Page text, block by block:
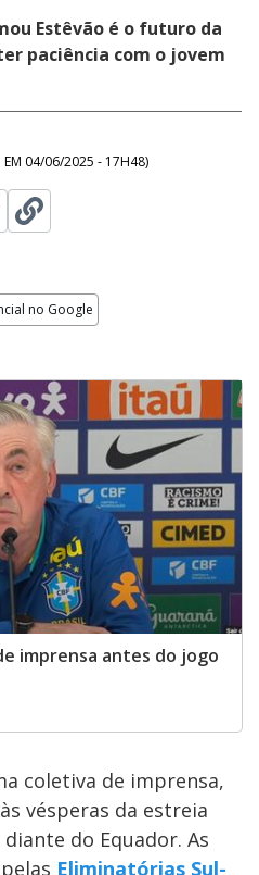
Estêvão é o futuro da
paciência com o jovem
04/06/2025 - 17H48)
no Google
imprensa antes do jogo
coletiva de imprensa,
vésperas da estreia
do Equador. As
Eliminatórias Sul-